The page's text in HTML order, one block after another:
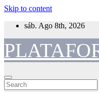
Skip to content
sáb. Ago 8th, 2026